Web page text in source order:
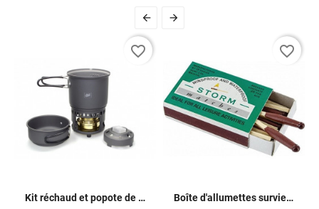
 
Kit réchaud et popote de bivouac
favorite_border
Boîte d'allumettes survie tout temps
favorite_border